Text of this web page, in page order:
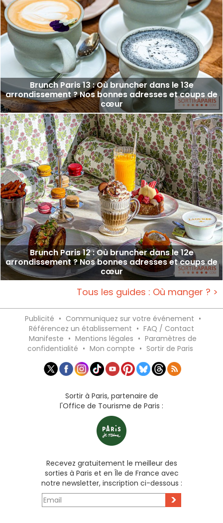
Brunch Paris 13 : Où bruncher dans le 13e
arrondissement ? Nos bonnes adresses et coups de
cœur
Brunch Paris 12 : Où bruncher dans le 12e
arrondissement ? Nos bonnes adresses et coups de
cœur
Tous les guides : Où manger ? >
Publicité • Communiquez sur votre événement •
Référencez un établissement • FAQ / Contact
Manifeste • Mentions légales • Paramètres de
confidentialité • Mon compte • Sortir de Paris
Sortir à Paris, partenaire de
l'Office de Tourisme de Paris :
Recevez gratuitement le meilleur des
sorties à Paris et en Île de France avec
notre newsletter, inscription ci-dessous :
>